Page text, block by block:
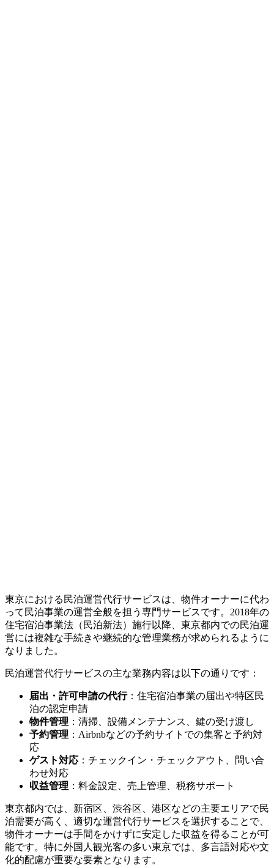
東京における民泊運営代行サービスは、物件オーナーに代わ
って民泊事業の運営全般を担う専門サービスです。2018年の
住宅宿泊事業法（民泊新法）施行以降、東京都内での民泊運
営には複雑な手続きや継続的な管理業務が求められるように
なりました。
民泊運営代行サービスの主な業務内容は以下の通りです：
届出・許可申請の代行：住宅宿泊事業の届出や特区民
泊の認定申請
物件管理 ：清掃、設備メンテナンス、鍵の受け渡し
予約管理 ：Airbnbなどの予約サイトでの集客と予約対
応
ゲスト対応 ：チェックイン・チェックアウト、問い合
わせ対応
収益管理 ：料金設定、売上管理、税務サポート
東京都内では、新宿区、渋谷区、港区などの主要エリアで民
泊需要が高く、適切な運営代行サービスを選択することで、
物件オーナーは手間をかけずに安定した収益を得ることが可
能です。特に外国人観光客の多い東京では、多言語対応や文
化的配慮が重要な要素となります。